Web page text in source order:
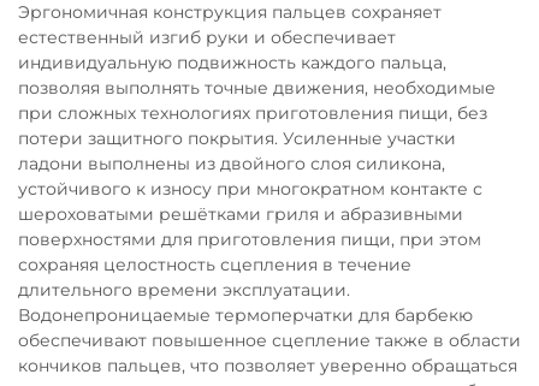
Эргономичная конструкция пальцев сохраняет
естественный изгиб руки и обеспечивает
индивидуальную подвижность каждого пальца,
позволяя выполнять точные движения, необходимые
при сложных технологиях приготовления пищи, без
потери защитного покрытия. Усиленные участки
ладони выполнены из двойного слоя силикона,
устойчивого к износу при многократном контакте с
шероховатыми решётками гриля и абразивными
поверхностями для приготовления пищи, при этом
сохраняя целостность сцепления в течение
длительного времени эксплуатации.
Водонепроницаемые термоперчатки для барбекю
обеспечивают повышенное сцепление также в области
кончиков пальцев, что позволяет уверенно обращаться